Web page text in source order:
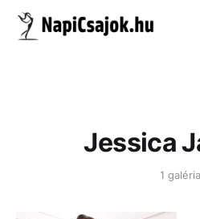
Jessica
1 galéria